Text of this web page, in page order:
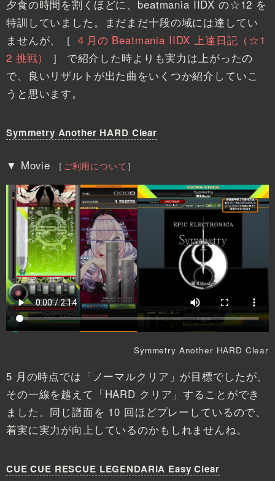
夕食の時間を割くほどに、beatmania IIDX の☆12 を
特訓していました。まだまだ十段の域には達してい
ませんが、［ ４月の Beatmania IIDX 上達日記（☆1
2 挑戦） ］ で紹介した時よりも実力は上がったの
で、良いリザルトが出た曲をいくつか紹介していこ
うと思います。
Symmetry Another HARD Clear
▼ Movie ［ ご利用について ］
Symmetry Another HARD Clear
5 月の時点では「ノーマルクリア」が目標でしたが、
その一線を越えて「HARD クリア」することができ
ました。同じ譜面を 10 回ほどプレーしているので、
着実に実力が向上しているのかもしれませんね。
CUE CUE RESCUE LEGENDARIA Easy Clear